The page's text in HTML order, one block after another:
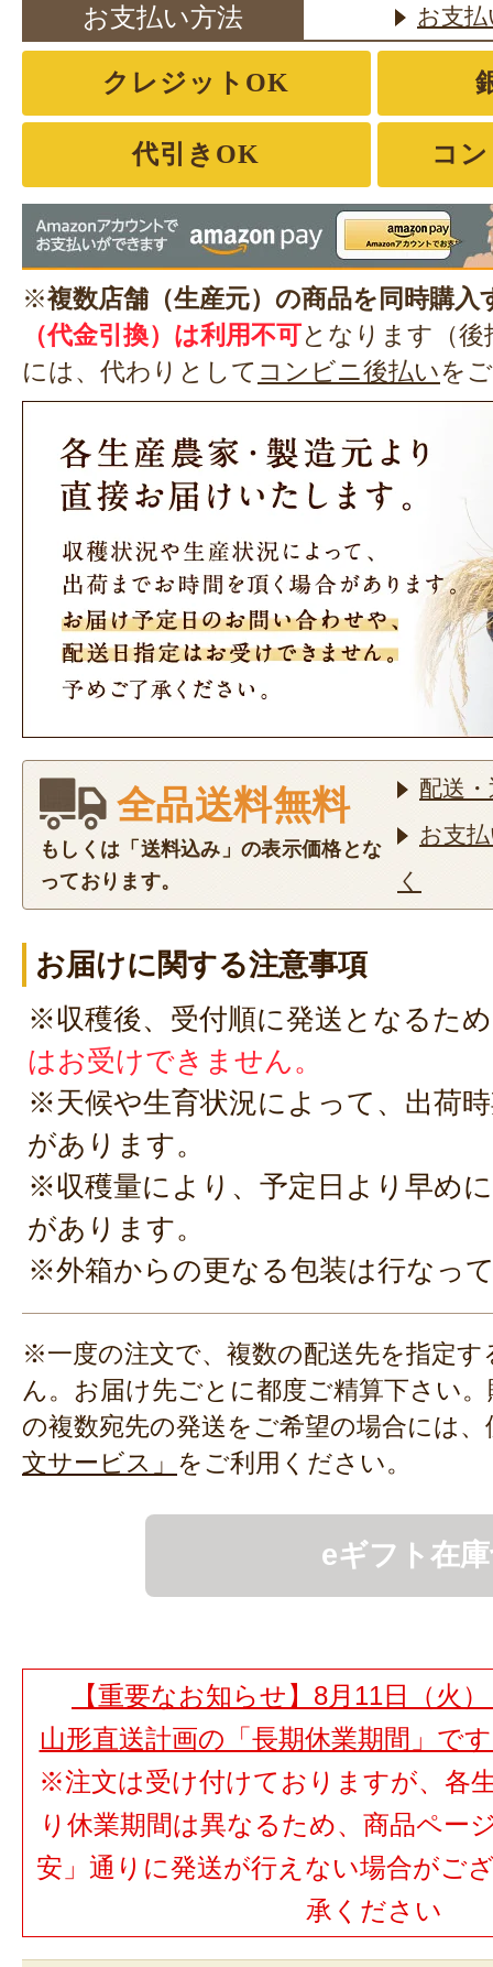
お支払い方法 お支
クレジットOK
代引きOK コ
※複数店舗（生産元）の商品を同時購入
（代金引換）は利用不可となります（
には、代わりとして コンビニ後払いを
全品送料無料
もしくは「送料込み」の表示価格とな
っております。
配送
お支
く
お届けに関する注意事項
※収穫後、受付順に発送となるた
はお受けできません。
※天候や生育状況によって、出荷
があります。
※収穫量により、予定日より早め
があります。
※外箱からの更なる包装は行なっ
※一度の注文で、複数の配送先を指定
ん。お届け先ごとに都度ご精算下さい
の複数宛先の発送をご希望の場合には、
文サービス」 をご利用ください。
eギフト在
【重要なお知らせ】8月11日（火
山形直送計画の「長期休業期間」で
※注文は受け付けておりますが、各
り休業期間は異なるため、商品ペー
安」通りに発送が行えない場合がご
承ください